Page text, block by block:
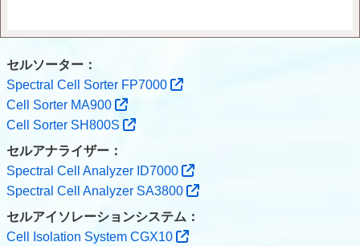
セルソーター：
Spectral Cell Sorter FP7000
Cell Sorter MA900
Cell Sorter SH800S
セルアナライザー：
Spectral Cell Analyzer ID7000
Spectral Cell Analyzer SA3800
セルアイソレーションシステム：
Cell Isolation System CGX10